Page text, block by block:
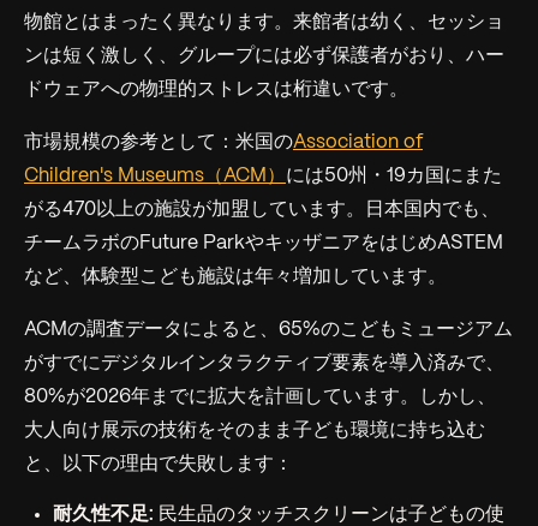
物館とはまったく異なります。来館者は幼く、セッショ
ンは短く激しく、グループには必ず保護者がおり、ハー
ドウェアへの物理的ストレスは桁違いです。
市場規模の参考として：米国のAssociation of
Children's Museums（ACM） には50州・19カ国にまた
がる470以上の施設が加盟しています。日本国内でも、
チームラボのFuture ParkやキッザニアをはじめASTEM
など、体験型こども施設は年々増加しています。
ACMの調査データによると、65%のこどもミュージアム
がすでにデジタルインタラクティブ要素を導入済みで、
80%が2026年までに拡大を計画しています。しかし、
大人向け展示の技術をそのまま子ども環境に持ち込む
と、以下の理由で失敗します：
耐久性不足: 民生品のタッチスクリーンは子どもの使